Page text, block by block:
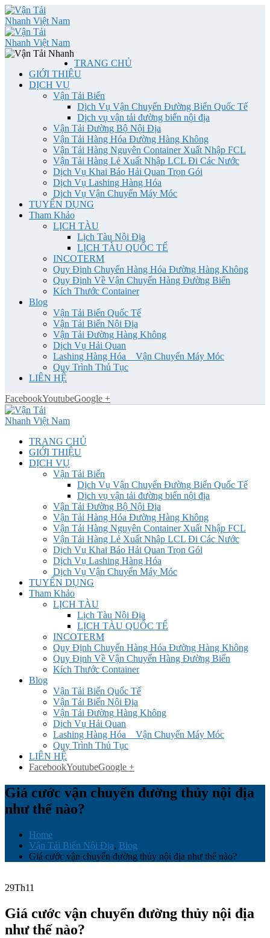
TRANG CHỦ
GIỚI THIỆU
DỊCH VỤ
Vận Tải Biển
Dịch Vụ Vận Chuyển Đường Biển Quốc Tế
Dịch vụ vận tải đường biển nội địa
Vận Tải Đường Bộ Nội Địa
Vận Tải Hàng Hóa Đường Hàng Không
Vận Tải Hàng Nguyên Container Xuất Nhập FCL
Vận Tải Hàng Lẻ Xuất Nhập LCL Đi Các Nước
Dịch Vụ Khai Báo Hải Quan Trọn Gói
Dịch Vụ Lashing Hàng Hóa
Dịch Vụ Vận Chuyển Máy Móc
TUYỂN DỤNG
Tham Khảo
LỊCH TÀU
Lịch Tàu Nội Địa
LỊCH TÀU QUỐC TẾ
INCOTERM
Quy Định Chuyển Hàng Hóa Đường Hàng Không
Quy Định Về Vận Chuyển Hàng Đường Biển
Kích Thước Container
Blog
Vận Tải Biển Quốc Tế
Vận Tải Biển Nội Địa
Vận Tải Đường Hàng Không
Dịch Vụ Hải Quan
Lashing Hàng Hóa _ Vận Chuyển Máy Móc
Quy Trình Thủ Tục
LIÊN HỆ
FacebookYoutubeGoogle +
TRANG CHỦ
GIỚI THIỆU
DỊCH VỤ
Vận Tải Biển
Dịch Vụ Vận Chuyển Đường Biển Quốc Tế
Dịch vụ vận tải đường biển nội địa
Vận Tải Đường Bộ Nội Địa
Vận Tải Hàng Hóa Đường Hàng Không
Vận Tải Hàng Nguyên Container Xuất Nhập FCL
Vận Tải Hàng Lẻ Xuất Nhập LCL Đi Các Nước
Dịch Vụ Khai Báo Hải Quan Trọn Gói
Dịch Vụ Lashing Hàng Hóa
Dịch Vụ Vận Chuyển Máy Móc
TUYỂN DỤNG
Tham Khảo
LỊCH TÀU
Lịch Tàu Nội Địa
LỊCH TÀU QUỐC TẾ
INCOTERM
Quy Định Chuyển Hàng Hóa Đường Hàng Không
Quy Định Về Vận Chuyển Hàng Đường Biển
Kích Thước Container
Blog
Vận Tải Biển Quốc Tế
Vận Tải Biển Nội Địa
Vận Tải Đường Hàng Không
Dịch Vụ Hải Quan
Lashing Hàng Hóa _ Vận Chuyển Máy Móc
Quy Trình Thủ Tục
LIÊN HỆ
FacebookYoutubeGoogle +
Giá cước vận chuyển đường thủy nội địa
như thế nào?
Home
Vận Tải Biển Nội Địa, Blog
Giá cước vận chuyển đường thủy nội địa như thế nào?
29Th11
Giá cước vận chuyển đường thủy nội địa
như thế nào?